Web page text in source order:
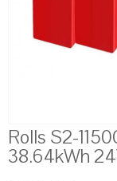
Rolls S2-
38.64kWh